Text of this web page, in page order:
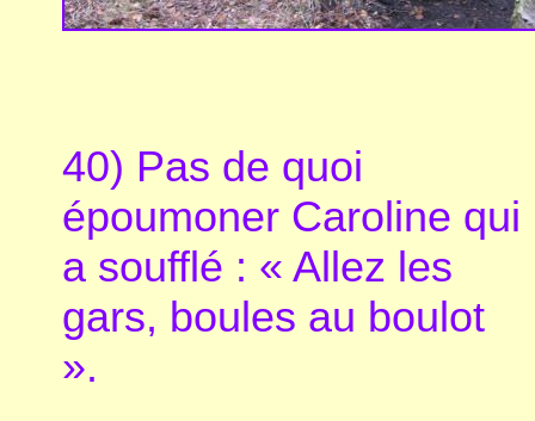
40) Pas de quoi
époumoner Caroline qui
a soufflé : « Allez les
gars, boules au boulot
».